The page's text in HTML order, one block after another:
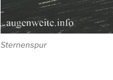
Sternenspur